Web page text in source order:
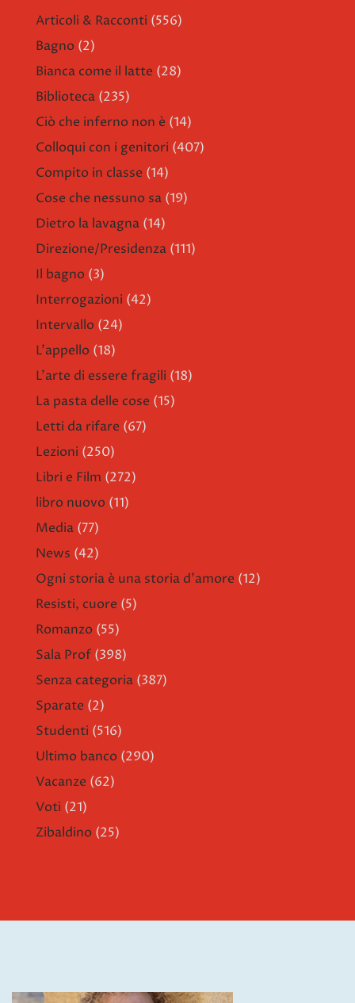
Articoli & Racconti (556)
Bagno (2)
Bianca come il latte (28)
Biblioteca (235)
Ciò che inferno non è (14)
Colloqui con i genitori (407)
Compito in classe (14)
Cose che nessuno sa (19)
Dietro la lavagna (14)
Direzione/Presidenza (111)
Il bagno (3)
Interrogazioni (42)
Intervallo (24)
L'appello (18)
L'arte di essere fragili (18)
La pasta delle cose (15)
Letti da rifare (67)
Lezioni (250)
Libri e Film (272)
libro nuovo (11)
Media (77)
News (42)
Ogni storia è una storia d'amore (12)
Resisti, cuore (5)
Romanzo (55)
Sala Prof (398)
Senza categoria (387)
Sparate (2)
Studenti (516)
Ultimo banco (290)
Vacanze (62)
Voti (21)
Zibaldino (25)